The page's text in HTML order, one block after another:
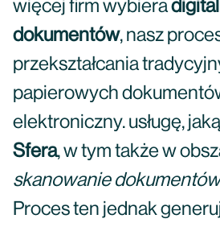
więcej firm wybiera
dokumentów, nasz
przekształcania
papierowych
elektroniczny. usługę,
Sfera, w tym także w
skanowanie
Proces ten jednak